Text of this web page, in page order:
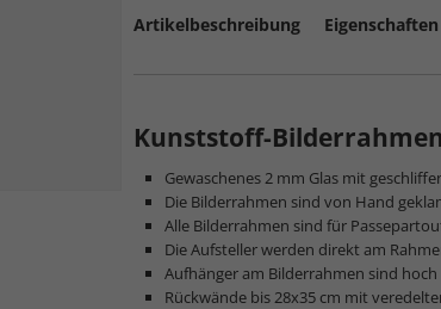
Artikelbeschreibung Eigenschaften
Kunststoff-
Gewaschenes 2 mm Glas mit
Die Bilderrahmen sind von Hand
Alle Bilderrahmen sind für
Die Aufsteller werden direkt am
Aufhänger am Bilderrahmen sind
Rückwände bis 28x35 cm mit